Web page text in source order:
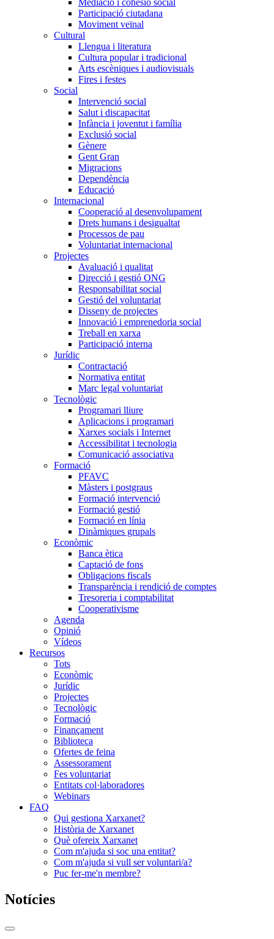
Mediació i cohesió social
Participació ciutadana
Moviment veïnal
Cultural
Llengua i literatura
Cultura popular i tradicional
Arts escèniques i audiovisuals
Fires i festes
Social
Intervenció social
Salut i discapacitat
Infància i joventut i família
Exclusió social
Gènere
Gent Gran
Migracions
Dependència
Educació
Internacional
Cooperació al desenvolupament
Drets humans i desigualtat
Processos de pau
Voluntariat internacional
Projectes
Avaluació i qualitat
Direcció i gestió ONG
Responsabilitat social
Gestió del voluntariat
Disseny de projectes
Innovació i emprenedoria social
Treball en xarxa
Participació interna
Jurídic
Contractació
Normativa entitat
Marc legal voluntariat
Tecnològic
Programari lliure
Aplicacions i programari
Xarxes socials i Internet
Accessibilitat i tecnologia
Comunicació associativa
Formació
PFAVC
Màsters i postgraus
Formació intervenció
Formació gestió
Formació en línia
Dinàmiques grupals
Econòmic
Banca ètica
Captació de fons
Obligacions fiscals
Transparència i rendició de comptes
Tresoreria i comptabilitat
Cooperativisme
Agenda
Opinió
Vídeos
Recursos
Tots
Econòmic
Jurídic
Projectes
Tecnològic
Formació
Finançament
Biblioteca
Ofertes de feina
Assessorament
Fes voluntariat
Entitats col·laboradores
Webinars
FAQ
Qui gestiona Xarxanet?
Història de Xarxanet
Què ofereix Xarxanet
Com m'ajuda si soc una entitat?
Com m'ajuda si vull ser voluntari/a?
Puc fer-me'n membre?
Notícies
Commutador